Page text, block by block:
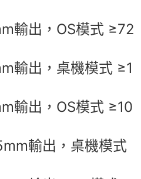
OS模式 ≥72
桌機模式 ≥1
OS模式 ≥10
輸出，桌機模式